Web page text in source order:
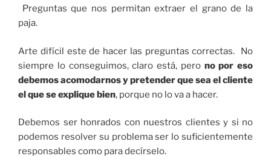
Preguntas que nos permitan extraer el grano de la
paja.
Arte difícil este de hacer las preguntas correctas. No
siempre lo conseguimos, claro está, pero no por eso
debemos acomodarnos y pretender que sea el cliente
el que se explique bien, porque no lo va a hacer.
Debemos ser honrados con nuestros clientes y si no
podemos resolver su problema ser lo suficientemente
responsables como para decírselo.